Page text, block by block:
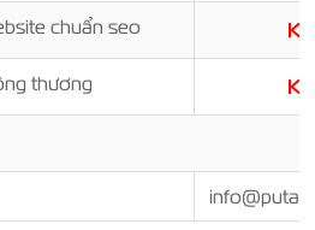
chuẩn seo K
thương K